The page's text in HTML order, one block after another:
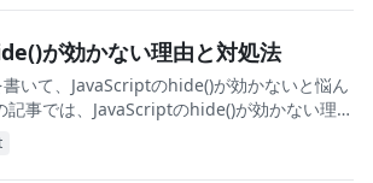
が効かない理由と対処法
いて、JavaScriptのhide()が効かないと悩ん
記事では、JavaScriptのhide()が効かない理由
を解説します。 JavaScriptのhide